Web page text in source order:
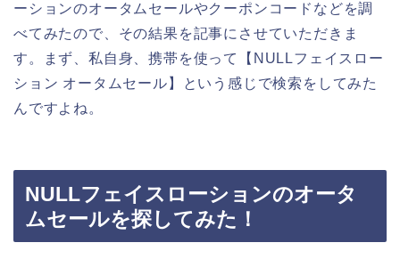
ーションのオータムセールやクーポンコードなどを調
べてみたので、その結果を記事にさせていただきま
す。まず、私自身、携帯を使って【NULLフェイスロー
ション オータムセール】という感じで検索をしてみた
んですよね。
NULLフェイスローションのオータ
ムセールを探してみた！